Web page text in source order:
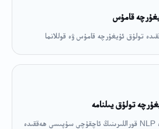
تولۇق ئۇيغۇرچە قامۇس ۋە قوللانما
سۈنئىي ئىدراك مودېللىرى ۋە NLP قوراللىرىنىڭ ئاچقۇچى سۇپىسى ھەققىدە